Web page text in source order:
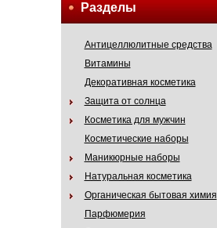
Разделы
Антицеллюлитные средства
Витамины
Декоративная косметика
Защита от солнца
Косметика для мужчин
Косметические наборы
Маникюрные наборы
Натуральная косметика
Органическая бытовая химия
Парфюмерия